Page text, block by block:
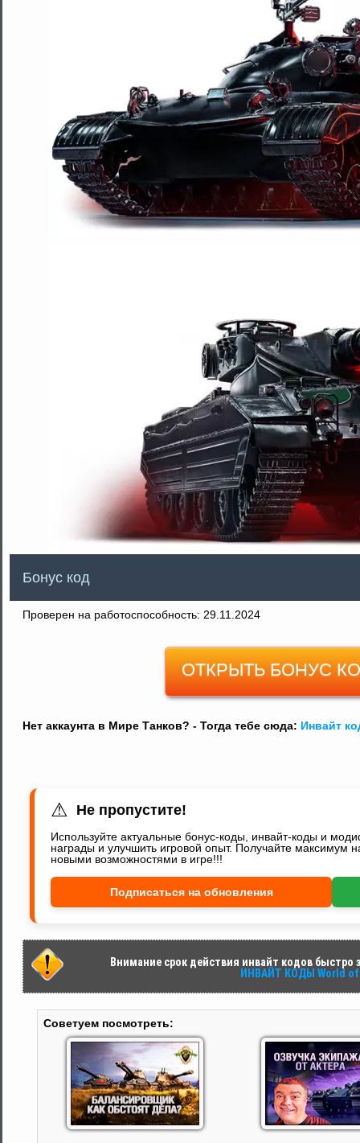
Бонус код
Проверен на работоспособность: 29.11.2024
ОТКРЫТЬ БОНУС
Нет аккаунта в Мире Танков? - Тогда тебе сюда: Инвайт
⚠ Не пропустите!
Используйте актуальные бонус-коды, инвайт-коды и
награды и улучшить игровой опыт. Получайте максимум
новыми возможностями в игре!!!
Подписаться на обновления
Внимание срок действия инвайт кодов быстро
ИНВАЙТ КОДЫ World
Советуем посмотреть: